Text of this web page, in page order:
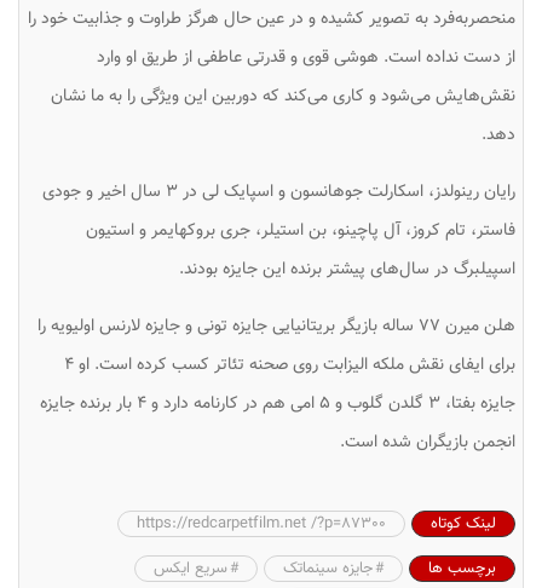
منحصربه‌فرد به تصویر کشیده و در عین حال هرگز طراوت و جذابیت خود را
از دست نداده است. هوشی قوی و قدرتی عاطفی از طریق او وارد
نقش‌هایش می‌شود و کاری می‌کند که دوربین این ویژگی را به ما نشان
دهد.
رایان رینولدز، اسکارلت جوهانسون و اسپایک لی در ۳ سال اخیر و جودی
فاستر، تام کروز، آل پاچینو، بن استیلر، جری بروکهایمر و استیون
اسپیلبرگ در سال‌های پیشتر برنده این جایزه بودند.
هلن میرن ۷۷ ساله بازیگر بریتانیایی جایزه تونی و جایزه لارنس اولیویه را
برای ایفای نقش ملکه الیزابت روی صحنه تئاتر کسب کرده است. او ۴
جایزه بفتا، ۳ گلدن گلوب و ۵ امی هم در کارنامه دارد و ۴ بار برنده جایزه
انجمن بازیگران شده است.
لینک کوتاه
https://redcarpetfilm.net /?p=87300
برچسب ها
جایزه سینماتک
سریع ایکس